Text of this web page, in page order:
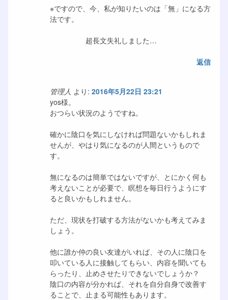
※ですので、今、私が知りたいのは「無」になる方
法です。
超長文失礼しました…
返信
管理人 より: 2016年5月22日 23:21
yos様。
おつらい状況のようですね。
確かに陰口を気にしなければ問題ないかもしれま
せんが、やはり気になるのが人間というもので
す。
無になるのは簡単ではないですが、とにかく何も
考えないことが必要で、瞑想を毎日行うようにす
ると良いかもしれません。
ただ、現状を打破する方法がないかも考えてみま
しょう。
他に誰か仲の良い友達がいれば、その人に陰口を
叩いている人に接触してもらい、内容を聞いても
らったり、止めさせたりできないでしょうか？
陰口の内容が分かれば、それを自分自身で改善す
ることで、止まる可能性もあります。